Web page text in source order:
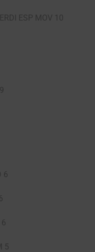
ESP MOV 10
6
5